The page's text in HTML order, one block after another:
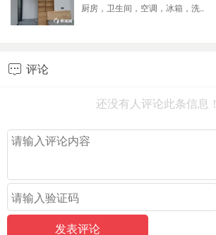
厨房，卫生间，空调，冰箱，洗..
 评论
还没有人评论此条信息！